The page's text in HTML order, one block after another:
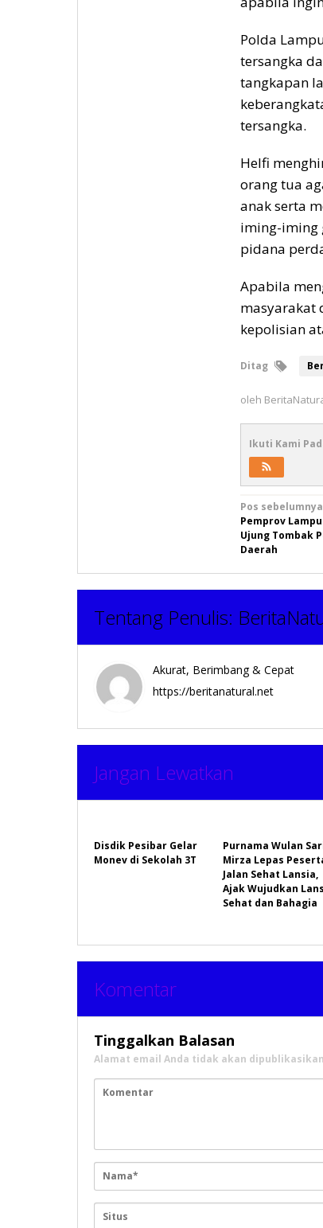
Polda
tersangka
tangkapan
tersangka.
Helfi
orang tua
anak serta
iming-iming
pidana
Apabila
masyarakat
kepolisian
Ditag
oleh
Ikuti Kami
Navigasi
pos
Pos sebelumnya
Pemprov
Ujung Tombak
Daerah
Tentang Penulis:
Akurat, Berimbang & Cepat
https://beritanatural.net
Jangan Lewatkan
Disdik Pesibar Gelar
Monev di Sekolah 3T
Purnama Wulan
Mirza Lepas
Jalan Sehat Lansia,
Ajak Wujudkan
Sehat dan Bahagia
Komentar
Tinggalkan Balasan
Alamat email Anda tidak akan